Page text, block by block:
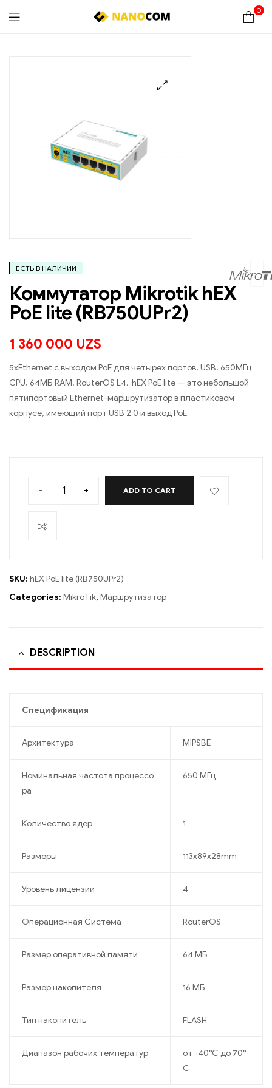
0
ЕСТЬ В НАЛИЧИИ
Коммутатор Mikrotik hEX
PoE lite (RB750UPr2)
1 360 000 UZS
5xEthernet с выходом PoE для четырех портов, USB, 650МГц
CPU, 64МБ RAM, RouterOS L4. hEX PoE lite — это небольшой
пятипортовый Ethernet-маршрутизатор в пластиковом
корпусе, имеющий порт USB 2.0 и выход PoE.
- + ADD TO CART
SKU: hEX PoE lite (RB750UPr2)
Categories: MikroTik, Маршрутизатор
DESCRIPTION
Спецификация
Архитектура MIPSBE
Номинальная частота процессо
ра
650 МГц
Количество ядер 1
Размеры 113x89x28mm
Уровень лицензии 4
Операционная Система RouterOS
Размер оперативной памяти 64 МБ
Размер накопителя 16 МБ
Тип накопитель FLASH
Диапазон рабочих температур
от -40°C до 70°
C